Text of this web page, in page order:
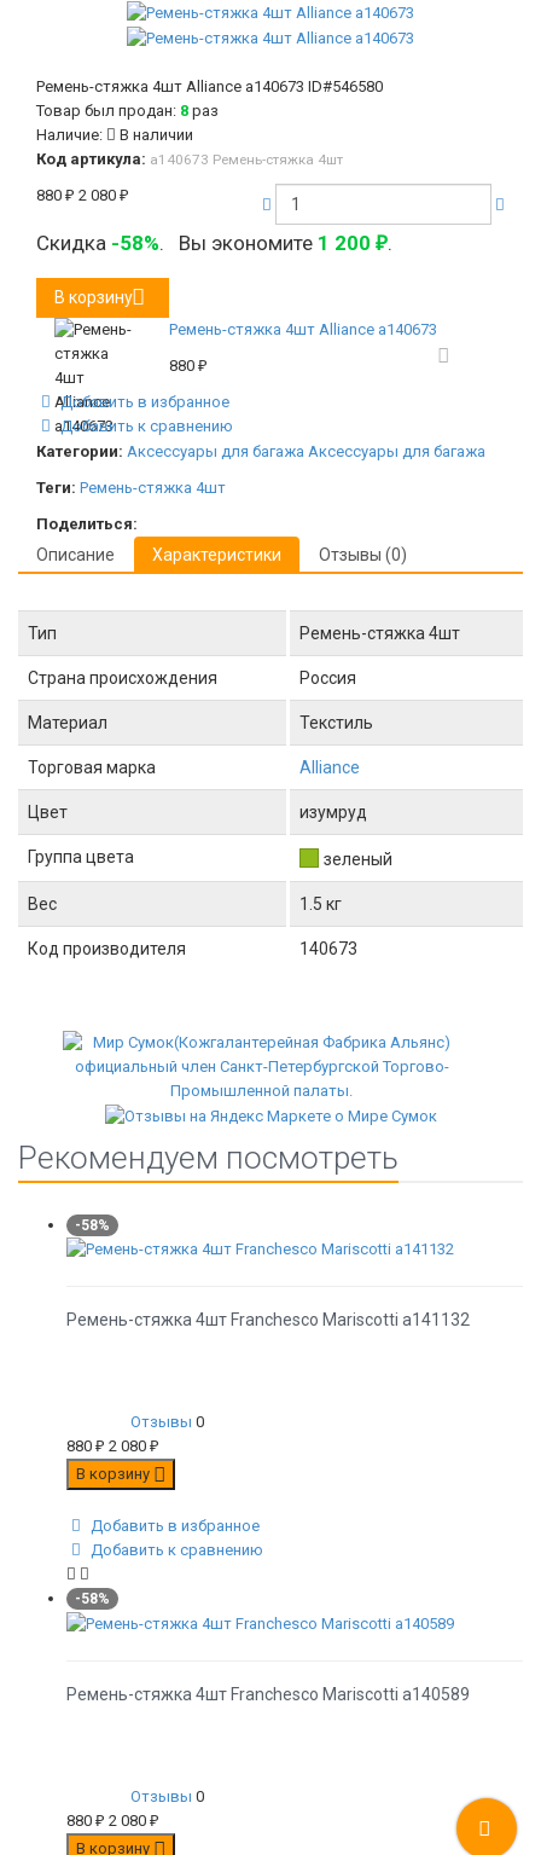
Ремень-стяжка 4шт Alliance а140673 ID#546580
Товар был продан: 8 раз
Наличие:
В наличии
Код артикула: а140673 Ремень-стяжка 4шт
880 ₽ 2 080 ₽
Скидка -58%. Вы экономите 1 200 ₽.
В корзину
Ремень-стяжка 4шт Alliance а140673
880 ₽
Добавить в избранное
Добавить к сравнению
Категории: Аксессуары для багажа Аксессуары для багажа
Теги: Ремень-стяжка 4шт
Поделиться:
Описание Характеристики Отзывы (0)
Тип Ремень-стяжка 4шт
Страна происхождения Россия
Материал Текстиль
Торговая марка Alliance
Цвет изумруд
Группа цвета зеленый
Вес 1.5 кг
Код производителя 140673
Рекомендуем посмотреть
-58%
Ремень-стяжка 4шт Franchesco Mariscotti а141132
Отзывы 0
880 ₽ 2 080 ₽
В корзину
Добавить в избранное
Добавить к сравнению
-58%
Ремень-стяжка 4шт Franchesco Mariscotti а140589
Отзывы 0
880 ₽ 2 080 ₽
В корзину